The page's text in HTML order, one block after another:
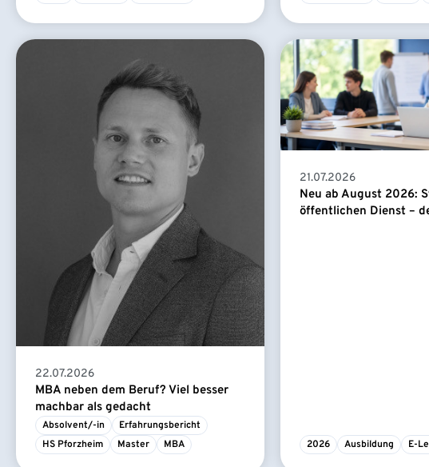
22.07.2026
MBA neben dem Beruf? Viel besser
machbar als gedacht
Absolvent/-in
Erfahrungsbericht
HS Pforzheim
Master MBA
21.07.2026
Neu ab August 2026:
öffentlichen Dienst –
2026 Ausbildung E-